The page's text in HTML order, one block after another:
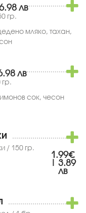
гр.
лв
мляко, тахан,
лв
сок, чесон
/ 150 гр.
1.99€
| 3.89
лв